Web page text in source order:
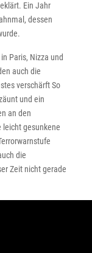
Ein Jahr
dessen
Paris, Nizza und
auch die
verschärft So
und ein
an den
leicht gesunkene
die
Zeit nicht gerade